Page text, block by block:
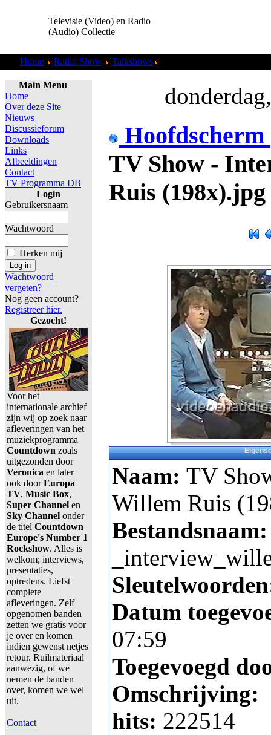
Televisie (Video) en Radio
(Audio) Collectie
Home Radio Show Talkshows
Main Menu
Home
Over deze Site
Nieuws
Discussieforum
Downloads
Links
Afbeeldingen
Contact
TV Programma DB
Login
Gebruikersnaam
Wachtwoord
Herken mij
Wachtwoord
vergeten?
Nog geen account?
Registreer hier.
Gezocht!
Voor het
internationale archief
zijn wij op zoek naar
afleveringen van het
muziekprogramma
Countdown zoals
uitgezonden door
Veronica en later
ook doorEuropa
TV, Music Box,
Super Channel en
Sky Channel onder
de titel Countdown
Europe's Number 1
Rockshow. Alles is
welkom; interviews,
presentaties,
optredens. Liefst
complete
afleveringen. Zelf
opgenomen banden
zetten we gratis voor
je over en komen
indien gewenst netjes
retour. Ruilmateriaal
aanwezig, of we
nemen de banden
over, komen we wel
uit.
Contact
Hoofdscherm
TV Show -
Ruis (198x).jpg
Naam: TV
Willem Ruis
Datum
07:59
Toegevoegd
Omschrijving:
hits: 222514